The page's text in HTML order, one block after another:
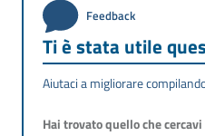
Feedback
Ti è stata utile
Aiutaci a migliorare
Hai trovato quello che cercavi